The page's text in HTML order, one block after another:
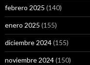
febrero 2025 (140)
enero 2025 (155)
diciembre 2024(155)
noviembre 2024(150)